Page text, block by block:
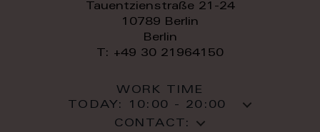
Tauentzienstraße 21-24
10789 Berlin
Berlin
T: +49 30 21964150
WORK TIME
TODAY:
10:00 - 20:00
CONTACT: